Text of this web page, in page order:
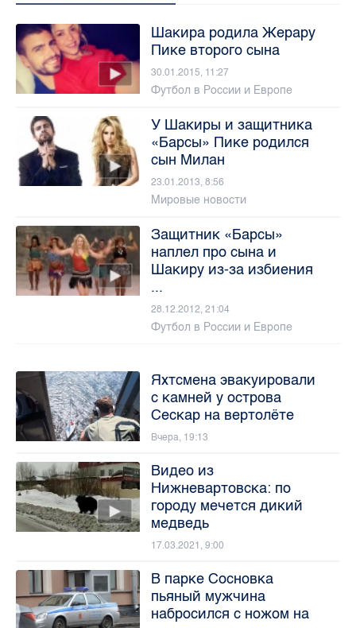
Шакира родила Жерару
Пике второго сына
30.01.2015, 11:27
Футбол в России и Европе
У Шакиры и защитника
«Барсы» Пике родился
сын Милан
23.01.2013, 8:56
Мировые новости
Защитник «Барсы»
наплел про сына и
Шакиру из-за избиения
...
28.12.2012, 21:04
Футбол в России и Европе
Яхтсмена эвакуировали
с камней у острова
Сескар на вертолёте
Вчера, 19:13
Видео из
Нижневартовска: по
городу мечется дикий
медведь
17.03.2021, 9:00
В парке Сосновка
пьяный мужчина
набросился с ножом на